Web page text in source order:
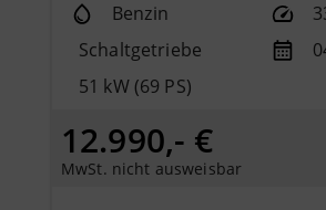
Benzin
Schaltgetriebe
51 kW (69 PS)
12.990,- €
MwSt. nicht ausweisbar